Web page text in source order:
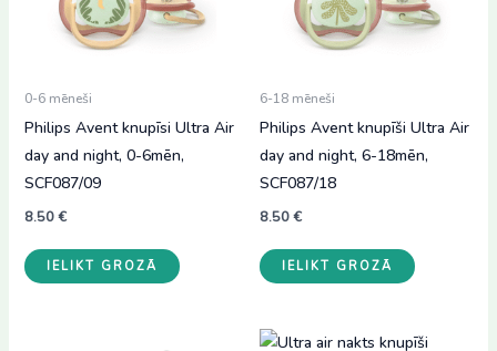
0-6 mēneši
Philips Avent knupīsi Ultra Air
day and night, 0-6mēn,
SCF087/09
8.50€
IELIKT GROZĀ
6-18 mēneši
Philips Avent knupīši Ultra Air
day and night, 6-18mēn,
SCF087/18
8.50€
IELIKT GROZĀ